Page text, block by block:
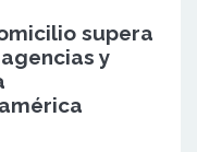
supera
y